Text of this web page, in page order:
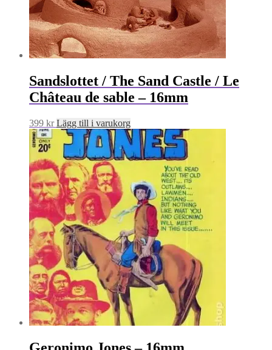
Sandslottet / The Sand Castle / Le
Château de sable – 16mm
399 kr Lägg till i varukorg